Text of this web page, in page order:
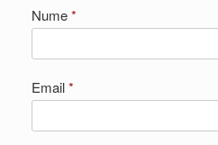
Nume*
Email*